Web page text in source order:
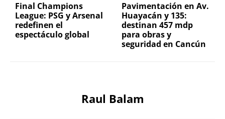
Final Champions
League: PSG y Arsenal
redefinen el
espectáculo global
Pavimentación en Av.
Huayacán y 135:
destinan 457 mdp
para obras y
seguridad en Cancún
Raul Balam